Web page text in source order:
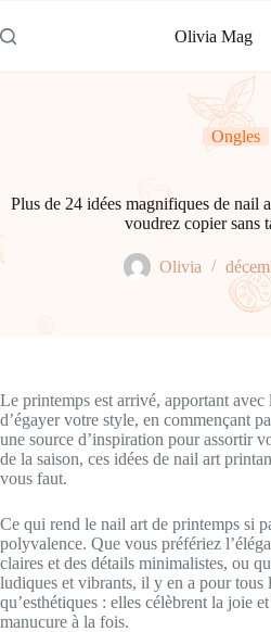
au
contenu
Olivia Mag
Ongles
Plus de 24 idées magnifiques de nail
voudrez copier sans
Olivia
Le printemps est arrivé, apportant
d’égayer votre style, en commençant
une source d’inspiration pour assortir
de la saison, ces idées de nail art
vous faut.
Ce qui rend le nail art de printemps si
polyvalence. Que vous préfériez
claires et des détails minimalistes, ou
ludiques et vibrants, il y en a pour tous
qu’esthétiques : elles célèbrent la joie
manucure à la fois.